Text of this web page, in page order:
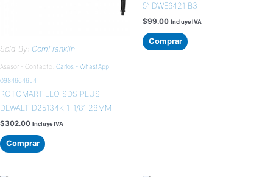
Sold By: ComFranklin
Asesor - Contacto: Carlos - WhastApp
0984664654
ROTOMARTILLO SDS PLUS
DEWALT D25134K 1-1/8″ 28MM
$302.00 Incluye IVA
Comprar
5” DWE6421 B3
$99.00 Incluye IVA
Comprar